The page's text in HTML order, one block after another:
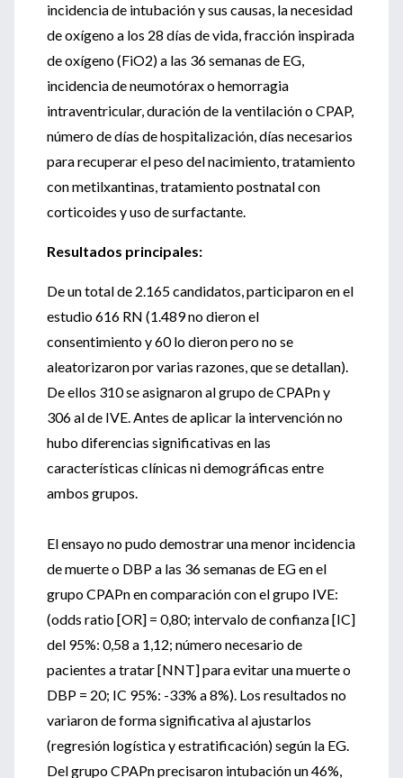
incidencia de intubación y sus causas, la necesidad
de oxígeno a los 28 días de vida, fracción inspirada
de oxígeno (FiO2) a las 36 semanas de EG,
incidencia de neumotórax o hemorragia
intraventricular, duración de la ventilación o CPAP,
número de días de hospitalización, días necesarios
para recuperar el peso del nacimiento, tratamiento
con metilxantinas, tratamiento postnatal con
corticoides y uso de surfactante.
Resultados principales:
De un total de 2.165 candidatos, participaron en el
estudio 616 RN (1.489 no dieron el
consentimiento y 60 lo dieron pero no se
aleatorizaron por varias razones, que se detallan).
De ellos 310 se asignaron al grupo de CPAPn y
306 al de IVE. Antes de aplicar la intervención no
hubo diferencias significativas en las
características clínicas ni demográficas entre
ambos grupos.
El ensayo no pudo demostrar una menor incidencia
de muerte o DBP a las 36 semanas de EG en el
grupo CPAPn en comparación con el grupo IVE:
(odds ratio [OR] = 0,80; intervalo de confianza [IC]
del 95%: 0,58 a 1,12; número necesario de
pacientes a tratar [NNT] para evitar una muerte o
DBP = 20; IC 95%: -33% a 8%). Los resultados no
variaron de forma significativa al ajustarlos
(regresión logística y estratificación) según la EG.
Del grupo CPAPn precisaron intubación un 46%,